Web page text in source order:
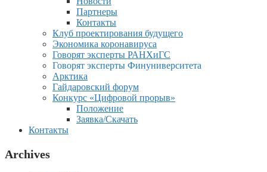
Партнеры
Контакты
Клуб проектирования будущего
Экономика коронавируса
Говорят эксперты РАНХиГС
Говорят эксперты Финуниверситета
Арктика
Гайдаровский форум
Конкурс «Цифровой прорыв»
Положение
Заявка/Скачать
Контакты
Archives